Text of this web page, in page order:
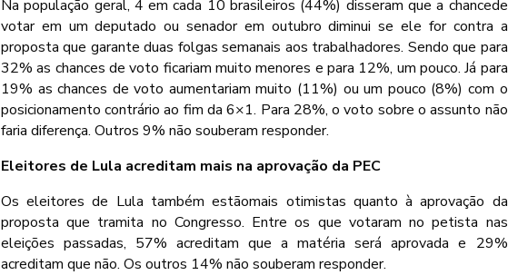
Na população geral, 4 em cada 10 brasileiros (44%) disseram que a chancede
votar em um deputado ou senador em outubro diminui se ele for contra a
proposta que garante duas folgas semanais aos trabalhadores. Sendo que para
32% as chances de voto ficariam muito menores e para 12%, um pouco. Já para
19% as chances de voto aumentariam muito (11%) ou um pouco (8%) com o
posicionamento contrário ao fim da 6×1. Para 28%, o voto sobre o assunto não
faria diferença. Outros 9% não souberam responder.
Eleitores de Lula acreditam mais na aprovação da PEC
Os eleitores de Lula também estãomais otimistas quanto à aprovação da
proposta que tramita no Congresso. Entre os que votaram no petista nas
eleições passadas, 57% acreditam que a matéria será aprovada e 29%
acreditam que não. Os outros 14% não souberam responder.